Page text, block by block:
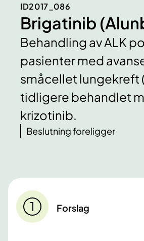
ID2017_086
Brigatinib
Behandling av ALK
pasienter med
småcellet lungekreft
tidligere behandlet
krizotinib.
Beslutning foreligger
Forslag